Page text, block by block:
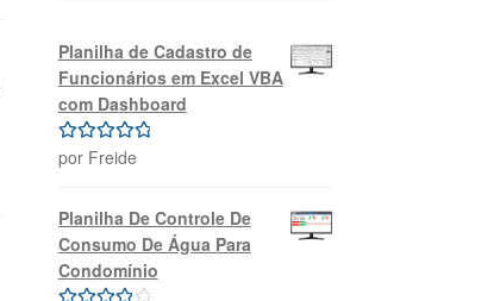
Planilha de Cadastro de
Funcionários em Excel VBA
com Dashboard
Avaliação5
por Freide
Planilha De Controle De
Consumo De Água Para
Condomínio